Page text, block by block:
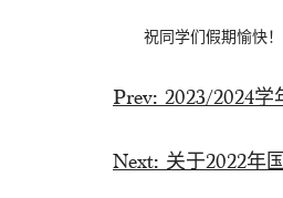
祝同学们假期愉快！
Prev: 2023/2024
Next: 关于2022年